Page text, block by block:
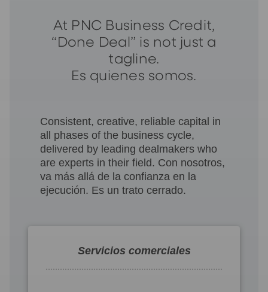
At PNC Business Credit,
“Done Deal” is not just a
tagline.
Es quienes somos.
Consistent, creative, reliable capital in
all phases of the business cycle,
delivered by leading dealmakers who
are experts in their field. Con nosotros,
va más allá de la confianza en la
ejecución. Es un trato cerrado.
Servicios comerciales